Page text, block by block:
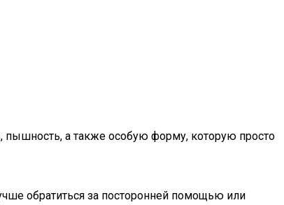
пышность, а также особую форму, которую просто
обратиться за посторонней помощью или